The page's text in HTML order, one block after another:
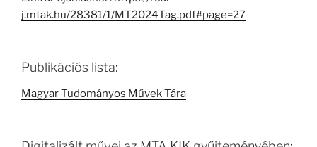
j.mtak.hu/28381/1/MT2024Tag.pdf#page=27
Publikációs lista:
Magyar Tudományos Művek Tára